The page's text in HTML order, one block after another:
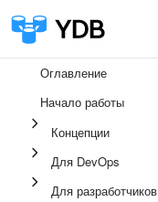
Оглавление
Начало работы
Концепции
Для DevOps
Для разработчиков